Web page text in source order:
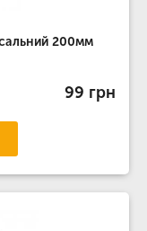
200мм
99 грн